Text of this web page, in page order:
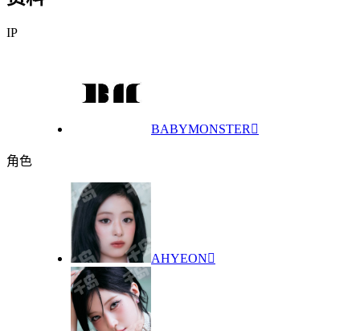
IP
BABYMONSTER 
角色
AHYEON